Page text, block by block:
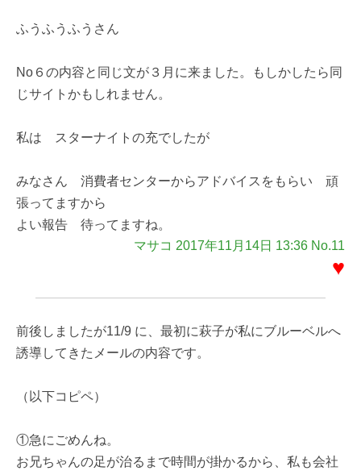
ふうふうふうさん
No６の内容と同じ文が３月に来ました。もしかしたら同
じサイトかもしれません。
私は スターナイトの充でしたが
みなさん 消費者センターからアドバイスをもらい 頑
張ってますから
よい報告 待ってますね。
マサコ 2017年11月14日 13:36 No.11
♥
前後しましたが11/9 に、最初に萩子が私にブルーベルへ
誘導してきたメールの内容です。
（以下コピペ）
①急にごめんね。
お兄ちゃんの足が治るまで時間が掛かるから、私も会社